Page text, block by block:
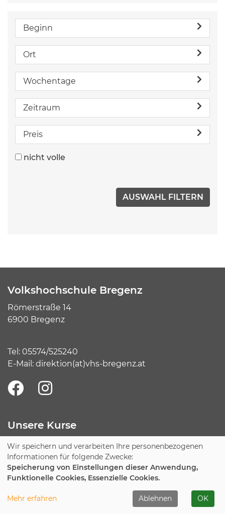
Beginn
Ort
Wochentage
Zeitraum
Preis
nicht volle
Volkshochschule Bregenz
Römerstraße 14
6900 Bregenz
Tel: 05574/525240
E-Mail: direktion(at)vhs-bregenz.at
Unsere Kurse
Gesellschaft, Kunst, Kultur
Social Media
Berufsreifeprüfung
Sprachen
Natur und Umwelt
Gesundheit & Bewegung
Kurssuche
Wir speichern und verarbeiten Ihre personenbezogenen
Informationen für folgende Zwecke:
Speicherung von Einstellungen dieser Anwendung,
Funktionelle Cookies, Essenzielle Cookies.
Mehr erfahren Ablehnen OK